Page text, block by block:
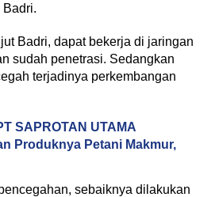
Badri.
Badri, dapat bekerja di jaringan
sudah penetrasi. Sedangkan
terjadinya perkembangan
SAPROTAN UTAMA
Produknya Petani Makmur,
sebaiknya dilakukan